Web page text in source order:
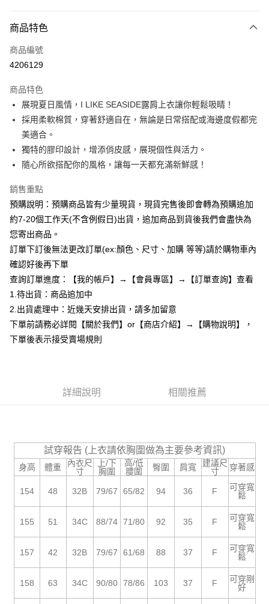
信用卡一次付款
超商取貨付款
Apple Pay
街口支付
悠遊付
Google Pay
全支付
【關於「AFTEE先享後付」】
AFTEE先享後付是「在收到商品之後才付款」的支付方式。 讓您購物簡單
便利好安心！
１．簡單：不需註冊會員、不需綁卡、不需儲值。
２．便利：只要手機號碼，簡訊認證，即可結帳。
３．安心：先確認商品／服務後，再付款。
１．於結帳方式選擇「AFTEE先享後付」後，將跳轉至「AFTEE先享後付」
結帳頁面，進行簡訊認證並確認金額後，即可完成結帳。
購買商品的店家。未經商家同意取消之訂單仍視為有效，需透過AFTEE先享
【注意事項】
１．透過由恩沛科技股份有限公司提供之「AFTEE先享後付」服務完成之交
易，需依本服務之必要範圍內提供個人資料，並將交易相關給付款項請求債
權轉讓予恩沛科技股份有限公司。
３．未成年的使用者請事先徵得法定代理人或監護人之同意方可使用
「AFTEE先享後付」，若未經同意申辦者引起之損失，本公司不負相關責
４．使用「AFTEE先享後付」時，將依據個別帳號之用戶狀況，依本公司即
５．嚴禁一人註冊多個帳號或使用他人資訊註冊。若發現惡意使用之情形，
恩沛科技股份有限公司將有權停止該用戶之使用額度並採取法律行動。
ATM付款
運送方式
全家付款取貨
每筆NT$85，滿NT$799(含以上)免運費
付款後全家取貨
每筆NT$85，滿NT$799(含以上)免運費
每筆NT$85，滿NT$799(含以上)免運費
海外宅配 查看運費
商品特色
商品編號
4206129
商品特色
展現夏日風情，I LIKE SEASIDE露肩上衣讓你輕鬆吸睛！
採用柔軟棉質，穿著舒適自在，無論是日常搭配或海邊度假都完
美適合。
獨特的膠印設計，增添俏皮感，展現個性與活力。
隨心所欲搭配你的風格，讓每一天都充滿新鮮感！
銷售重點
預購說明：預購商品皆有少量現貨，現貨完售後即會轉為預購追加
約7-20個工作天(不含例假日)出貨，追加商品到貨後我們會盡快為
您寄出商品。
訂單下訂後無法更改訂單(ex:顏色、尺寸、加購 等等)請於購物車內
確認好後再下單
查詢訂單進度：【我的帳戶】→【會員專區】→【訂單查詢】查看
1.待出貨：商品追加中
2.出貨處理中：近幾天安排出貨，請多加留意
下單前請務必詳閱【關於我們】or【商店介紹】→【購物說明】，
下單後表示接受賣場規則
詳細說明 相關推薦
試穿報告 (上衣請依胸圍做為主要參考資訊)
身高 體重
內衣尺
寸
上/下
胸圍
高/低
腰圍
臀圍 肩寬
建議尺
寸
穿著感
154 48 32B 79/67 65/82 94 36 F
可穿寬
鬆
155 51 34C 88/74 71/80 92 35 F
可穿寬
鬆
157 42 32B 79/67 61/68 88 37 F
可穿寬
鬆
158 63 34C 90/80 78/86 103 37 F
可穿剛
好